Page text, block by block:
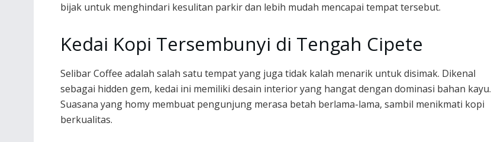
bijak untuk menghindari kesulitan parkir dan lebih mudah mencapai tempat tersebut.
Kedai Kopi Tersembunyi di Tengah Cipete
Selibar Coffee adalah salah satu tempat yang juga tidak kalah menarik untuk disimak. Dikenal
sebagai hidden gem, kedai ini memiliki desain interior yang hangat dengan dominasi bahan kayu.
Suasana yang homy membuat pengunjung merasa betah berlama-lama, sambil menikmati kopi
berkualitas.